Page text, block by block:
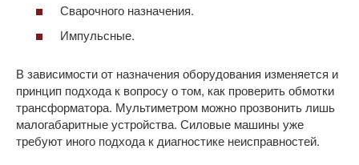
Сварочного назначения.
Импульсные.
В зависимости от назначения оборудования изменяется и
принцип подхода к вопросу о том, как проверить обмотки
трансформатора. Мультиметром можно прозвонить лишь
малогабаритные устройства. Силовые машины уже
требуют иного подхода к диагностике неисправностей.